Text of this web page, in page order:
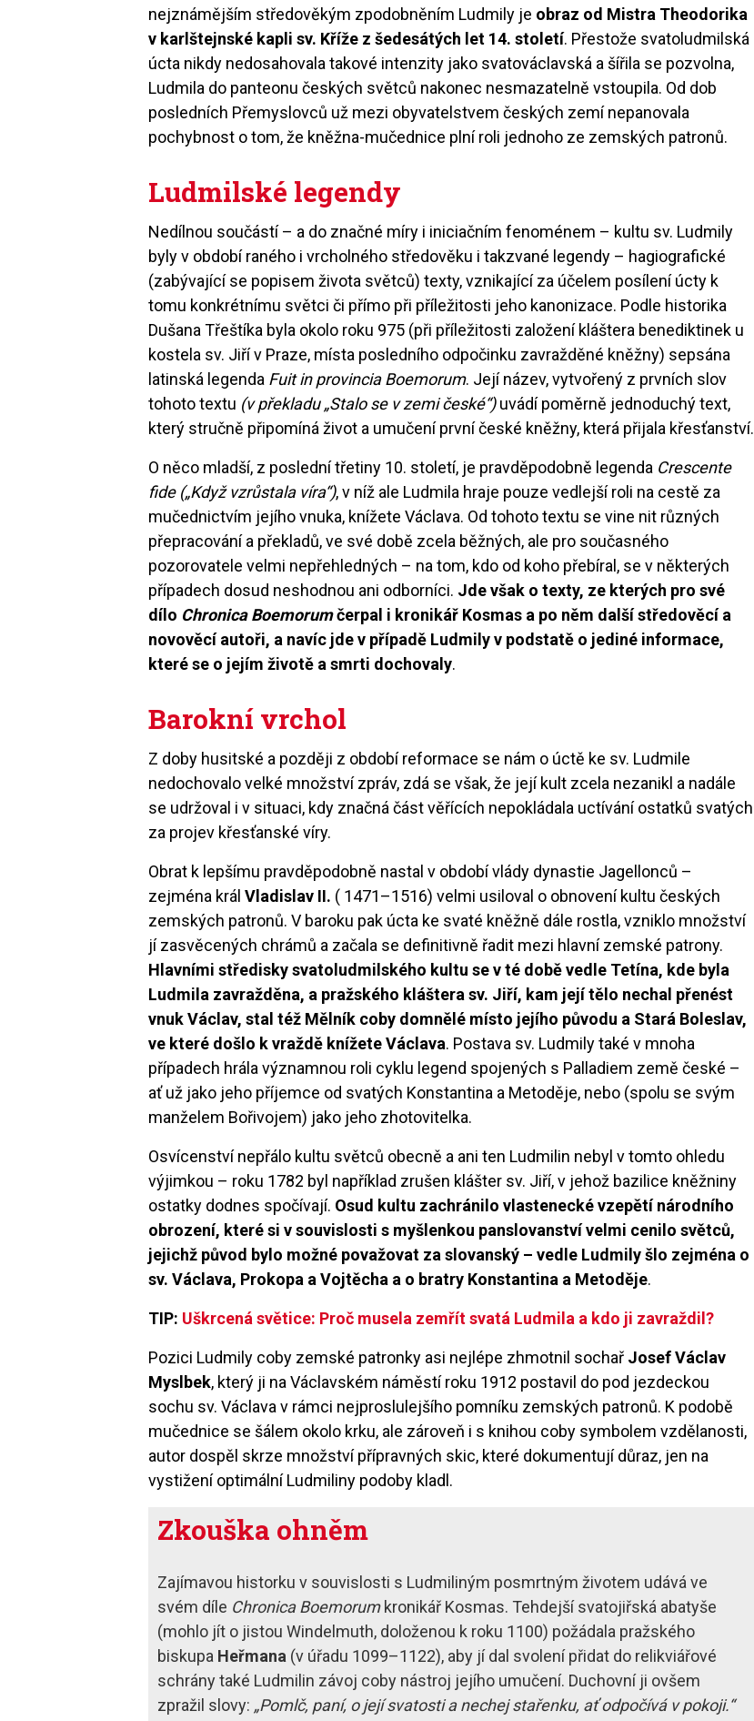
nejznámějším středověkým zpodobněním Ludmily je obraz od Mistra Theodorika
v karlštejnské kapli sv. Kříže z šedesátých let 14. století. Přestože svatoludmilská
úcta nikdy nedosahovala takové intenzity jako svatováclavská a šířila se pozvolna,
Ludmila do panteonu českých světců nakonec nesmazatelně vstoupila. Od dob
posledních Přemyslovců už mezi obyvatelstvem českých zemí nepanovala
pochybnost o tom, že kněžna-mučednice plní roli jednoho ze zemských patronů.
Ludmilské legendy
Nedílnou součástí – a do značné míry i iniciačním fenoménem – kultu sv. Ludmily
byly v období raného i vrcholného středověku i takzvané legendy – hagiografické
(zabývající se popisem života světců) texty, vznikající za účelem posílení úcty k
tomu konkrétnímu světci či přímo při příležitosti jeho kanonizace. Podle historika
Dušana Třeštíka byla okolo roku 975 (při příležitosti založení kláštera benediktinek u
kostela sv. Jiří v Praze, místa posledního odpočinku zavražděné kněžny) sepsána
latinská legenda Fuit in provincia Boemorum. Její název, vytvořený z prvních slov
tohoto textu (v překladu „Stalo se v zemi české“)uvádí poměrně jednoduchý text,
který stručně připomíná život a umučení první české kněžny, která přijala křesťanství.
O něco mladší, z poslední třetiny 10. století, je pravděpodobně legenda Crescente
fide („Když vzrůstala víra“), v níž ale Ludmila hraje pouze vedlejší roli na cestě za
mučednictvím jejího vnuka, knížete Václava. Od tohoto textu se vine nit různých
přepracování a překladů, ve své době zcela běžných, ale pro současného
pozorovatele velmi nepřehledných – na tom, kdo od koho přebíral, se v některých
případech dosud neshodnou ani odborníci. Jde však o texty, ze kterých pro své
dílo Chronica Boemorumčerpal i kronikář Kosmas a po něm další středověcí a
novověcí autoři, a navíc jde v případě Ludmily v podstatě o jediné informace,
které se o jejím životě a smrti dochovaly.
Barokní vrchol
Z doby husitské a později z období reformace se nám o úctě ke sv. Ludmile
nedochovalo velké množství zpráv, zdá se však, že její kult zcela nezanikl a nadále
se udržoval i v situaci, kdy značná část věřících nepokládala uctívání ostatků svatých
za projev křesťanské víry.
Obrat k lepšímu pravděpodobně nastal v období vlády dynastie Jagellonců –
zejména králVladislav II. ( 1471–1516) velmi usiloval o obnovení kultu českých
zemských patronů. V baroku pak úcta ke svaté kněžně dále rostla, vzniklo množství
jí zasvěcených chrámů a začala se definitivně řadit mezi hlavní zemské patrony.
Hlavními středisky svatoludmilského kultu se v té době vedle Tetína, kde byla
Ludmila zavražděna, a pražského kláštera sv. Jiří, kam její tělo nechal přenést
vnuk Václav, stal též Mělník coby domnělé místo jejího původu a Stará Boleslav,
ve které došlo k vraždě knížete Václava. Postava sv. Ludmily také v mnoha
případech hrála významnou roli cyklu legend spojených s Palladiem země české –
ať už jako jeho příjemce od svatých Konstantina a Metoděje, nebo (spolu se svým
manželem Bořivojem) jako jeho zhotovitelka.
Osvícenství nepřálo kultu světců obecně a ani ten Ludmilin nebyl v tomto ohledu
výjimkou – roku 1782 byl například zrušen klášter sv. Jiří, v jehož bazilice kněžniny
ostatky dodnes spočívají. Osud kultu zachránilo vlastenecké vzepětí národního
obrození, které si v souvislosti s myšlenkou panslovanství velmi cenilo světců,
jejichž původ bylo možné považovat za slovanský – vedle Ludmily šlo zejména o
sv. Václava, Prokopa a Vojtěcha a o bratry Konstantina a Metoděje.
TIP: Uškrcená světice: Proč musela zemřít svatá Ludmila a kdo ji zavraždil?
Pozici Ludmily coby zemské patronky asi nejlépe zhmotnil sochař Josef Václav
Myslbek, který ji na Václavském náměstí roku 1912 postavil do pod jezdeckou
sochu sv. Václava v rámci nejproslulejšího pomníku zemských patronů. K podobě
mučednice se šálem okolo krku, ale zároveň i s knihou coby symbolem vzdělanosti,
autor dospěl skrze množství přípravných skic, které dokumentují důraz, jen na
vystižení optimální Ludmiliny podoby kladl.
Zkouška ohněm
Zajímavou historku v souvislosti s Ludmiliným posmrtným životem udává ve
svém díle Chronica Boemorumkronikář Kosmas. Tehdejší svatojiřská abatyše
(mohlo jít o jistou Windelmuth, doloženou k roku 1100) požádala pražského
biskupa Heřmana (v úřadu 1099–1122), aby jí dal svolení přidat do relikviářové
schrány také Ludmilin závoj coby nástroj jejího umučení. Duchovní ji ovšem
zpražil slovy: „Pomlč, paní, o její svatosti a nechej stařenku, ať odpočívá v pokoji.“